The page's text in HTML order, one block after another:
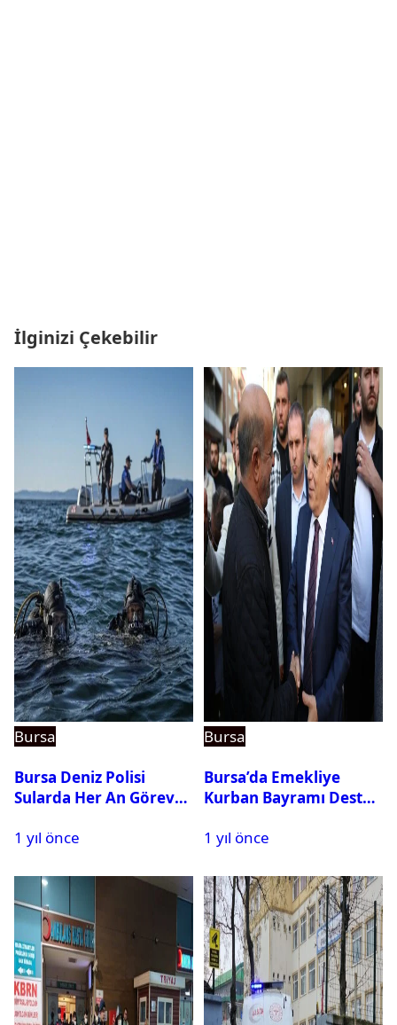
İlginizi Çekebilir
Bursa
Bursa Deniz Polisi
Sularda Her An Göreve
1 yıl önce
Bursa
Bursa’da Emekliye
Kurban Bayramı Destek
1 yıl önce